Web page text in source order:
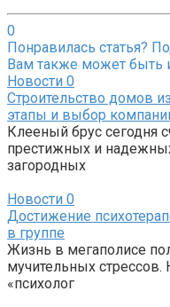
0
Понравилась статья?
Вам также может быть
Новости 0
Строительство домов
этапы и выбор
Клееный брус сегодня
престижных и
загородных
Новости 0
Достижение
в группе
Жизнь в мегаполисе
мучительных стрессов.
«психолог